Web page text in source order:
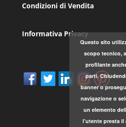
Condizioni di Vendita
Informativa Privacy
Questo sito
scopo tecnico,
profilante
parti.
banner o
navigazione o
un elemento
l’utente presta